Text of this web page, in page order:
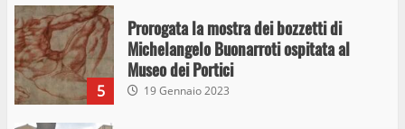
5
Prorogata la mostra dei bozzetti di
Michelangelo Buonarroti ospitata al
Museo dei Portici
19 Gennaio 2023